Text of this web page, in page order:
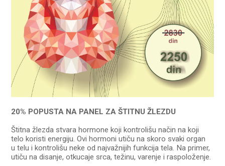
20% POPUSTA NA PANEL ZA ŠTITNU ŽLEZDU
Štitna žlezda stvara hormone koji kontrolišunačin na koji
telo koristi energiju. Ovi hormoni utiču na skoro svaki organ
u telu i kontrolišu neke od najvažnijih funkcija tela. Na primer,
utiču na disanje, otkucaje srca, težinu, varenje i raspoloženje.